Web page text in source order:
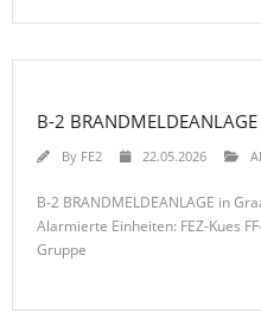
B-2 BRANDMELDEANLAGE
By FE2 22.05.2026
B-2 BRANDMELDEANLAGE in
Alarmierte Einheiten: FEZ-Kues
Gruppe